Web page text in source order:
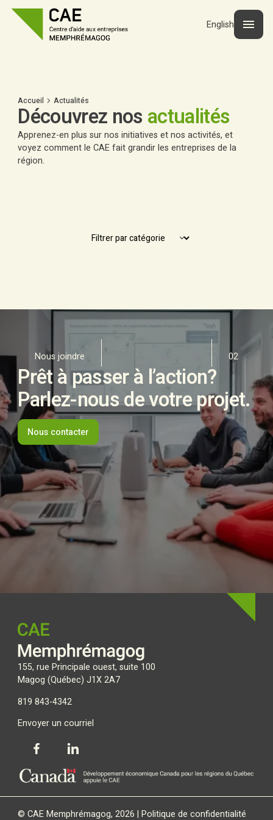
English
Accueil Actualités
Découvrez nos actualités
Apprenez-en plus sur nos initiatives et nos activités, et
voyez comment le CAE fait grandir les entreprises de la
région.
Nous joindre 02
Prêt à passer à l’action?
Parlez-nous de votre projet.
Nous contacter
155, rue Principale ouest, suite 100
Magog (Québec) J1X 2A7
819 843-4342
Envoyer un courriel
© CAE Memphrémagog, 2026 |Politique de confidentialité